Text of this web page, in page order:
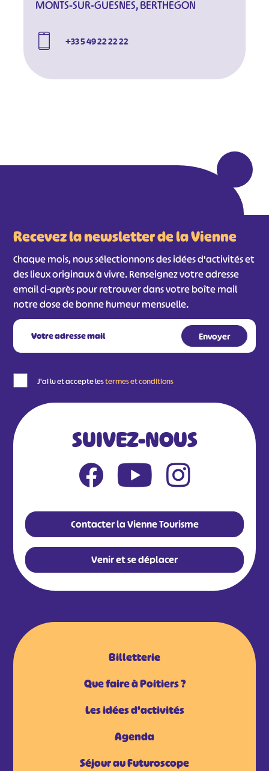
MONTS-SUR-GUESNES, BERTHEGON
+33 5 49 22 22 22
Recevez la newsletter de la Vienne
Chaque mois, nous sélectionnons des idées d'activités et
des lieux originaux à vivre. Renseignez votre adresse
email ci-après pour retrouver dans votre boîte mail
notre dose de bonne humeur mensuelle.
J'ai lu et accepte lestermes et conditions
SUIVEZ-NOUS
Contacter la Vienne Tourisme
Venir et se déplacer
Billetterie
Que faire à Poitiers ?
Les idées d'activités
Agenda
Séjour au Futuroscope